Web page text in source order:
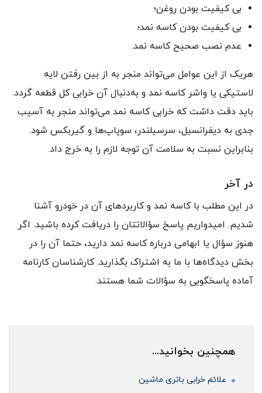
بی کیفیت بودن روغن؛
بی کیفیت بودن کاسه نمد؛
عدم نصب صحیح کاسه نمد.
هریک از این عوامل می‌تواند منجر به از بین رفتن لایه
لاستیکی یا واشر کاسه نمد و به‌دنبال آن خرابی کل قطعه گردد.
باید دقت داشت که خرابی کاسه نمد می‌تواند منجر به آسیب
جدی به دیفرانسیل، سرسیلندر، سوپاپ‌ها و گیربکس شود.
بنابراین نسبت به سلامت آن توجه لازم را به خرج داد.
در آخر
در این مطلب با کاسه نمد و کاربردهای آن در خودرو آشنا
شدیم. امیدواریم پاسخ سؤالاتتان را دریافت کرده باشید. اگر
هنوز سؤال یا ابهامی درباره کاسه نمد دارید، حتما آن را در
بخش دیدگاه‌ها با ما به اشتراک بگذارید. کارشناسان کارنامه
آماده پاسخگویی به سؤالات شما هستند.
همچنین بخوانید...
علائم خرابی باتری ماشین